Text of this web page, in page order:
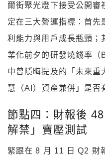
爾街聚光燈下接受公開審
定在三大營運指標：首
利能力與用戶成長瓶頸
業化前夕的研發燒錢率
中曾隱晦提及的「未來重
慧（AI）資產兼併」是否
節點四：財報後
解禁」賣壓測試
緊跟在 8 月 11 日 Q2 財